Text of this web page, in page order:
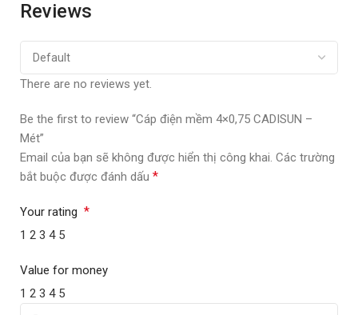
Reviews
There are no reviews yet.
Be the first to review “Cáp điện mềm 4×0,75 CADISUN –
Mét”
Email của bạn sẽ không được hiển thị công khai. Các trường
bắt buộc được đánh dấu *
Your rating *
1 2 3 4 5
Value for money
1 2 3 4 5